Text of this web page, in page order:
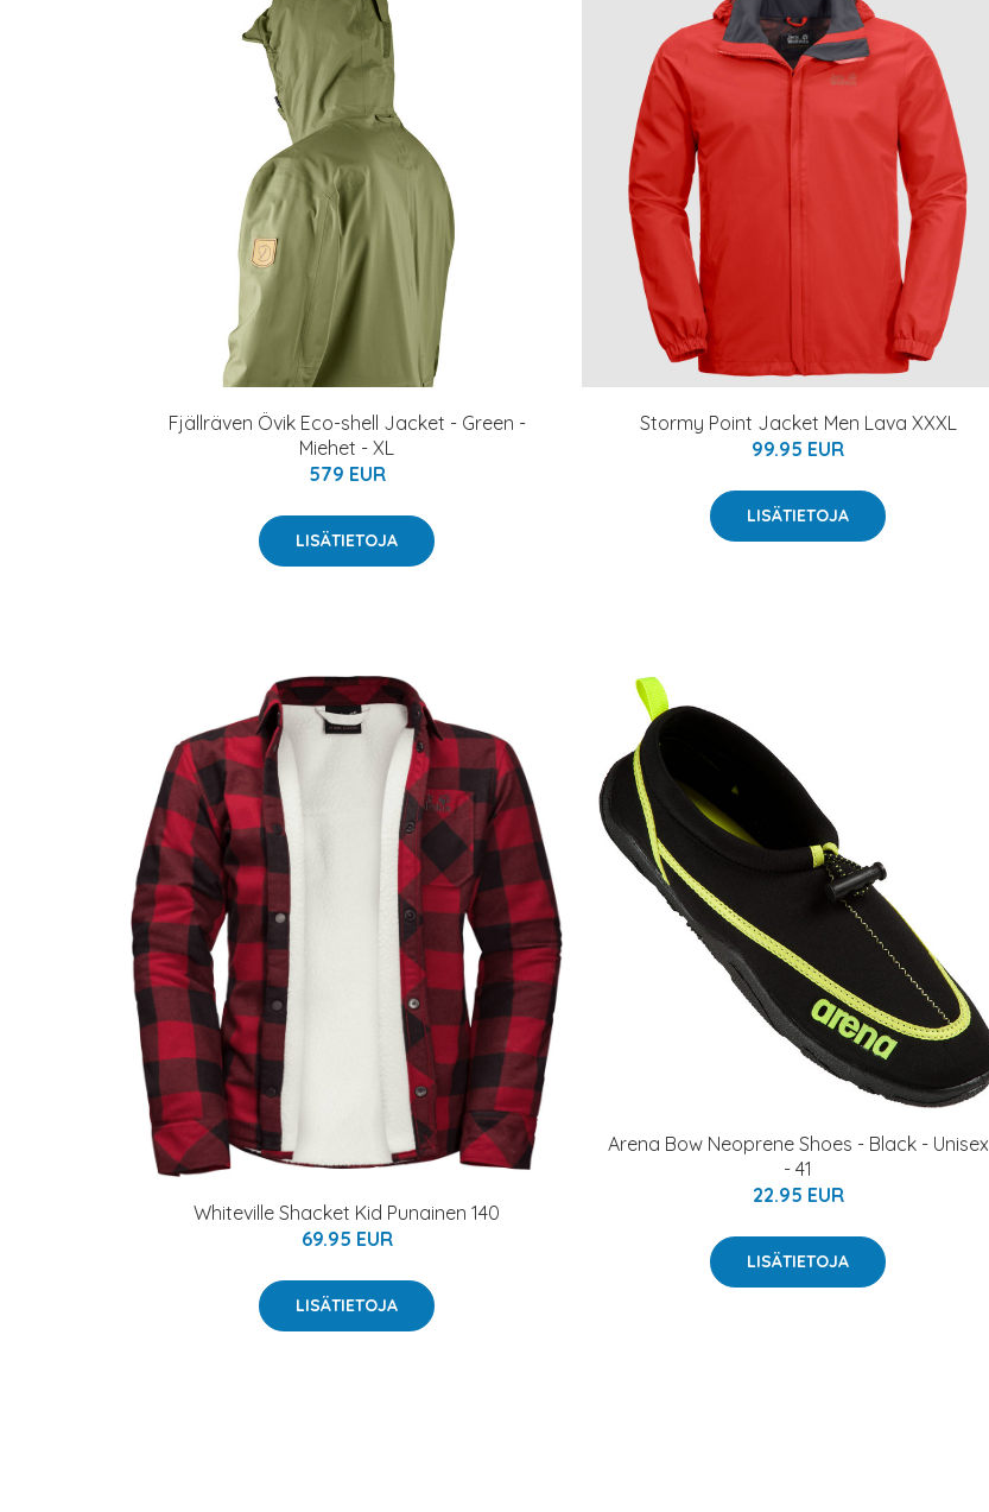
Fjällräven Övik Eco-shell Jacket - Green -
Miehet - XL
579 EUR
LISÄTIETOJA
Stormy Point Jacket Men Lava XXXL
99.95 EUR
LISÄTIETOJA
Whiteville Shacket Kid Punainen 140
69.95 EUR
LISÄTIETOJA
Arena Bow Neoprene Shoes - Black - Unisex
- 41
22.95 EUR
LISÄTIETOJA